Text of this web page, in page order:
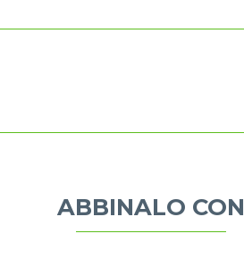
ABBINALO CON